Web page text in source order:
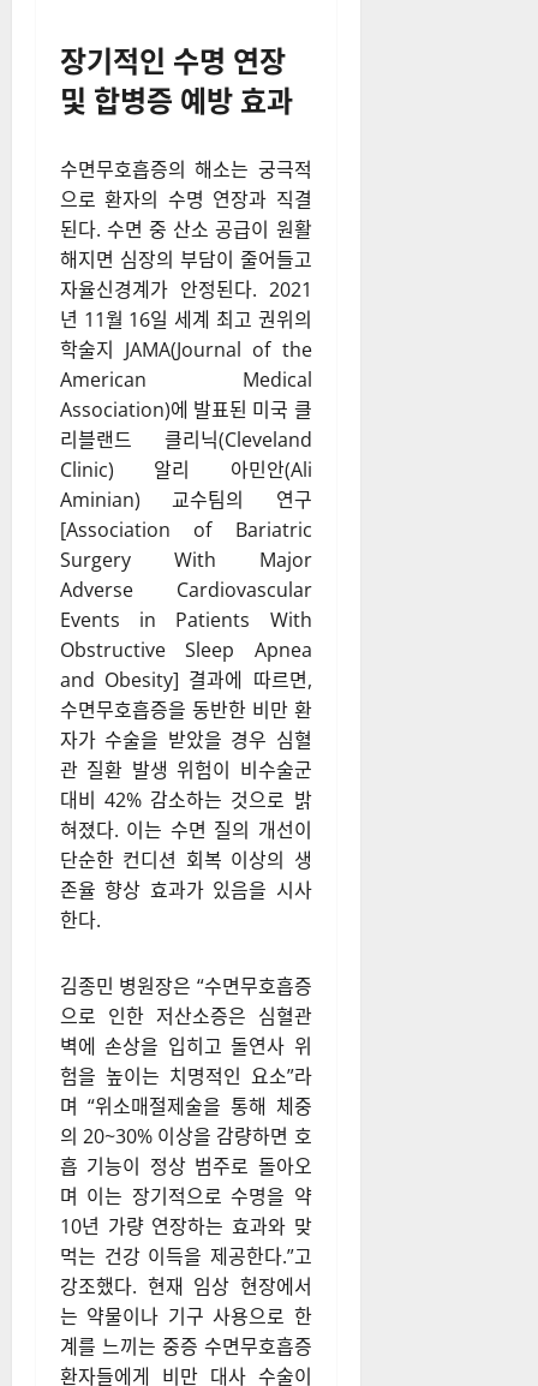
장기적인 수명 연장
및 합병증 예방 효과
수면무호흡증의 해소는 궁극적
으로 환자의 수명 연장과 직결
된다. 수면 중 산소 공급이 원활
해지면 심장의 부담이 줄어들고
자율신경계가 안정된다. 2021
년 11월 16일 세계 최고 권위의
학술지 JAMA(Journal of the
American Medical
Association)에 발표된 미국 클
리블랜드 클리닉(Cleveland
Clinic) 알리 아민안(Ali
Aminian) 교수팀의 연구
[Association of Bariatric
Surgery With Major
Adverse Cardiovascular
Events in Patients With
Obstructive Sleep Apnea
and Obesity] 결과에 따르면,
수면무호흡증을 동반한 비만 환
자가 수술을 받았을 경우 심혈
관 질환 발생 위험이 비수술군
대비 42% 감소하는 것으로 밝
혀졌다. 이는 수면 질의 개선이
단순한 컨디션 회복 이상의 생
존율 향상 효과가 있음을 시사
한다.
김종민 병원장은 “수면무호흡증
으로 인한 저산소증은 심혈관
벽에 손상을 입히고 돌연사 위
험을 높이는 치명적인 요소”라
며 “위소매절제술을 통해 체중
의 20~30% 이상을 감량하면 호
흡 기능이 정상 범주로 돌아오
며 이는 장기적으로 수명을 약
10년 가량 연장하는 효과와 맞
먹는 건강 이득을 제공한다.”고
강조했다. 현재 임상 현장에서
는 약물이나 기구 사용으로 한
계를 느끼는 중증 수면무호흡증
환자들에게 비만 대사 수술이